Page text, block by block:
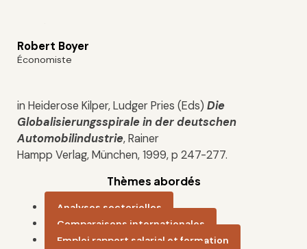
Robert Boyer
Économiste
in Heiderose Kilper, Ludger Pries (Eds)Die
Globalisierungsspirale in der deutschen
Automobilindustrie, Rainer
Hampp Verlag, München, 1999, p 247-277.
Thèmes abordés
Analyses sectorielles
Comparaisons internationales
Emploi,rapport salarial et formation